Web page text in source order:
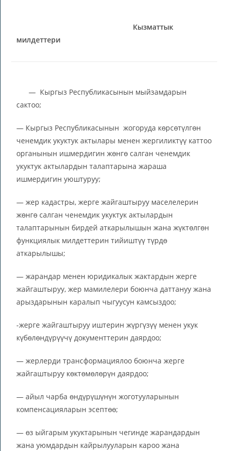
Кызматтык
милдеттери
— Кыргыз Республикасынын мыйзамдарын
сактоо;
— Кыргыз Республикасынын жогоруда көрсөтүлгөн
ченемдик укуктук актылары менен жергиликтүү каттоо
органынын ишмердигин жөнгө салган ченемдик
укуктук актылардын талаптарына жараша
ишмердигин уюштуруу;
— жер кадастры, жерге жайгаштыруу маселелерин
жөнгө салган ченемдик укуктук актылардын
талаптарынын бирдей аткарылышын жана жүктөлгөн
функциялык милдеттерин тийиштүү түрдө
аткарылышы;
— жарандар менен юридикалык жактардын жерге
жайгаштыруу, жер мамилелери боюнча даттануу жана
арыздарынын каралып чыгуусун камсыздоо;
-жерге жайгаштыруу иштерин жүргүзүү менен укук
күбөлөндүрүүчү документтерин даярдоо;
— жерлерди трансформациялоо боюнча жерге
жайгаштыруу көктөмөлөрүн даярдоо;
— айыл чарба өндүрүшүнүн жоготууларынын
компенсацияларын эсептөө;
— өз ыйгарым укуктарынын чегинде жарандардын
жана уюмдардын кайрылууларын кароо жана